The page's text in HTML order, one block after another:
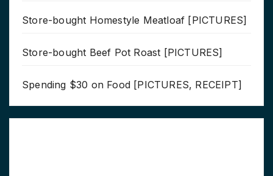
Store-bought Homestyle Meatloaf [PICTURES]
Store-bought Beef Pot Roast [PICTURES]
Spending $30 on Food [PICTURES, RECEIPT]